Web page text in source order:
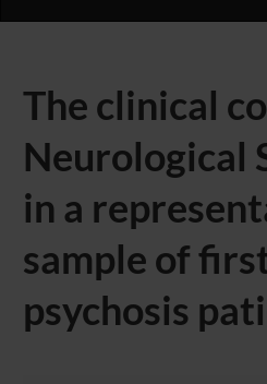
The clinical
Neurological
in a
sample of
psychosis